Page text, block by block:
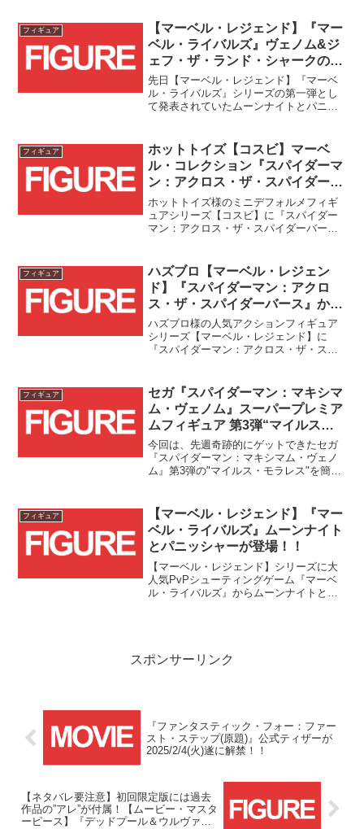
フィギュア
【マーベル・レジェンド】『マー
ベル・ライバルズ』ヴェノム&ジ
ェフ・ザ・ランド・シャークの
2packが登場！！
先日【マーベル・レジェンド】『マーベ
ル・ライバルズ』シリーズの第一弾とし
て発表されていたムーンナイトとパニッ
も高い二人がセットになった嬉しい2pack
です！ジェフ君...
フィギュア
ホットトイズ【コスビ】マーベ
ル・コレクション『スパイダーマ
ン：アクロス・ザ・スパイダーバ
ース』から6体が商品化！！
ホットトイズ様のミニデフォルメフィギ
ュアシリーズ【コスビ】に『スパイダー
マン：アクロス・ザ・スパイダーバー
ウェン(マスクあり/マスクなし)、スカー
レット・スパイダー、スパイダーパンク
の6体が登場します！！
フィギュア
ハズブロ【マーベル・レジェン
ド】『スパイダーマン：アクロ
ス・ザ・スパイダーバース』から
8商品が一挙登場！！
ハズブロ様の人気アクションフィギュア
シリーズ【マーベル・レジェンド】に
『スパイダーマン：アクロス・ザ・スパ
です！！
フィギュア
セガ『スパイダーマン：マキシマ
ム・ヴェノム』スーパープレミア
ムフィギュア 第3弾“マイルス・
モラレス” レビュー
今回は、先週奇跡的にゲットできたセガ
『スパイダーマン：マキシマム・ヴェノ
ム』第3弾の"マイルス・モラレス"を簡単
スーパープレミアムフィギュアシリーズ
は、”ヴェノムに浸食...
フィギュア
【マーベル・レジェンド】『マー
ベル・ライバルズ』ムーンナイト
とパニッシャーが登場！！
【マーベル・レジェンド】シリーズに大
人気PvPシューティングゲーム『マーベ
ル・ライバルズ』からムーンナイトとパ
スポンサーリンク
『ファンタスティック・フォー：ファー
スト・ステップ(原題)』公式ティザーが
2025/2/4(火)遂に解禁！！
【ネタバレ要注意】初回限定版には過去
作品の”アレ”が付属！【ムービー・マスタ
ーピース】『デッドプール＆ウルヴァリ